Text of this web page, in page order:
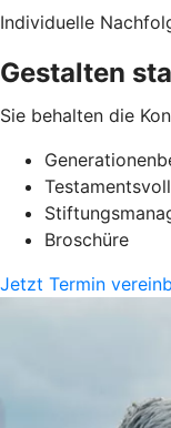
Individuelle
Gestalten
Sie behalten die
Broschüre
Jetzt Termin